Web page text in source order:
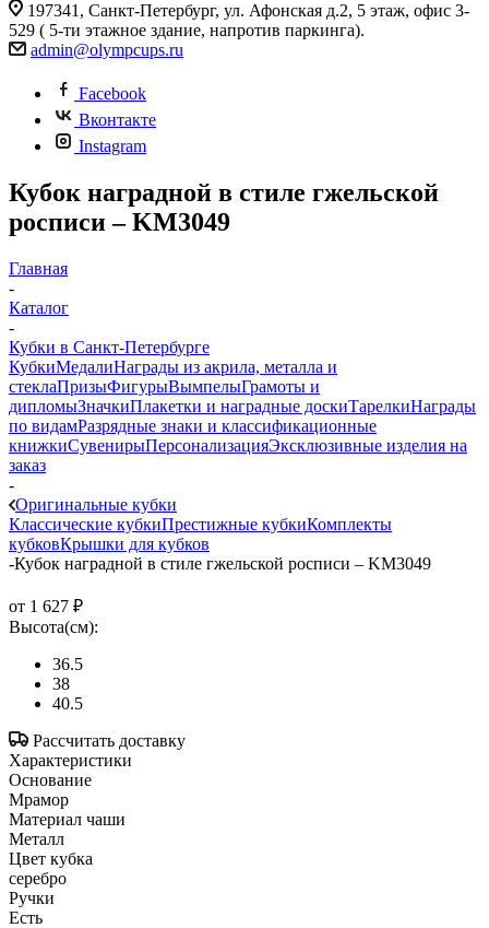
197341, Санкт-Петербург, ул. Афонская д.2, 5 этаж, офис 3-
529 ( 5-ти этажное здание, напротив паркинга).
admin@olympcups.ru
Facebook
Вконтакте
Instagram
Кубок наградной в стиле гжельской
росписи – KM3049
Главная
-
Каталог
-
Кубки в Санкт-Петербурге
КубкиМедалиНаграды из акрила, металла и
стеклаПризыФигурыВымпелыГрамоты и
дипломыЗначкиПлакетки и наградные доскиТарелкиНаграды
по видамРазрядные знаки и классификационные
книжкиСувенирыПерсонализацияЭксклюзивные изделия на
заказ
-
Оригинальные кубки
Классические кубкиПрестижные кубкиКомплекты
кубковКрышки для кубков
-Кубок наградной в стиле гжельской росписи – KM3049
от 1 627 ₽
Высота(см):
36.5
38
40.5
Рассчитать доставку
Характеристики
Основание
Мрамор
Материал чаши
Металл
Цвет кубка
серебро
Ручки
Есть